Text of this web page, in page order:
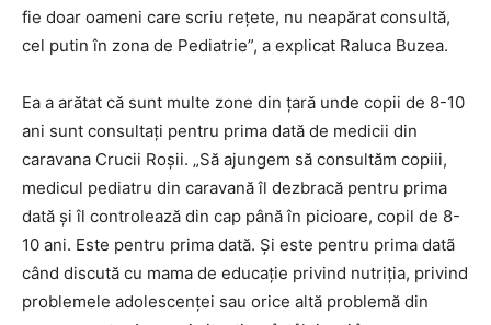
fie doar oameni care scriu reţete, nu neapărat consultă,
cel putin în zona de Pediatrie”, a explicat Raluca Buzea.
Ea a arătat că sunt multe zone din ţară unde copii de 8-10
ani sunt consultaţi pentru prima dată de medicii din
caravana Crucii Roşii. „Să ajungem să consultăm copiii,
medicul pediatru din caravană îl dezbracă pentru prima
dată şi îl controlează din cap până în picioare, copil de 8-
10 ani. Este pentru prima dată. Şi este pentru prima datã
când discută cu mama de educaţie privind nutriţia, privind
problemele adolescenţei sau orice altă problemă din